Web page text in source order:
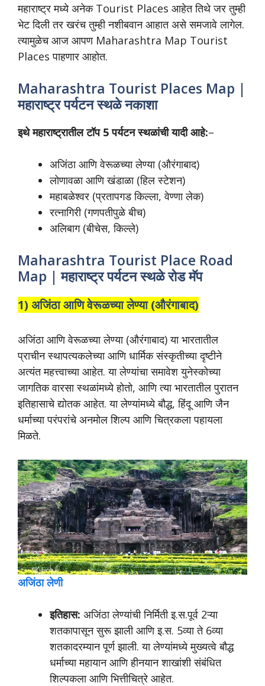
महाराष्ट्र मध्ये अनेक Tourist Places आहेत तिथे जर तुम्ही
भेट दिली तर खरंच तुम्ही नशीबवान आहात असे समजावे लागेल.
त्यामुळेच आज आपण Maharashtra Map Tourist
Places पाहणार आहोत.
Maharashtra Tourist Places Map |
महाराष्ट्र पर्यटन स्थळे नकाशा
इथे महाराष्ट्रातील टॉप 5 पर्यटन स्थळांची यादी आहे:–
अजिंठा आणि वेरूळच्या लेण्या (औरंगाबाद)
लोणावळा आणि खंडाळा (हिल स्टेशन)
महाबळेश्वर (प्रतापगड किल्ला, वेण्णा लेक)
रत्नागिरी (गणपतीपुळे बीच)
अलिबाग (बीचेस, किल्ले)
Maharashtra Tourist Place Road
Map | महाराष्ट्र पर्यटन स्थळे रोड मॅप
1) अजिंठा आणि वेरूळच्या लेण्या (औरंगाबाद)
अजिंठा आणि वेरूळच्या लेण्या (औरंगाबाद) या भारतातील
प्राचीन स्थापत्यकलेच्या आणि धार्मिक संस्कृतीच्या दृष्टीने
अत्यंत महत्त्वाच्या आहेत. या लेण्यांचा समावेश युनेस्कोच्या
जागतिक वारसा स्थळांमध्ये होतो, आणि त्या भारतातील पुरातन
इतिहासाचे द्योतक आहेत. या लेण्यांमध्ये बौद्ध, हिंदू आणि जैन
धर्माच्या परंपरांचे अनमोल शिल्प आणि चित्रकला पहायला
मिळते.
अजिंठा लेणी
इतिहास: अजिंठा लेण्यांची निर्मिती इ.स.पूर्व 2ऱ्या
शतकापासून सुरू झाली आणि इ.स. 5व्या ते 6व्या
शतकादरम्यान पूर्ण झाली. या लेण्यांमध्ये मुख्यत्वे बौद्ध
धर्माच्या महायान आणि हीनयान शाखांशी संबंधित
शिल्पकला आणि भित्तीचित्रे आहेत.